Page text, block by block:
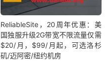
ReliableSite，20周年优惠：美
国独服升级2G带宽不限流量仅需
$20/月，$99/月起，可选洛杉
矶/迈阿密/纽约机房